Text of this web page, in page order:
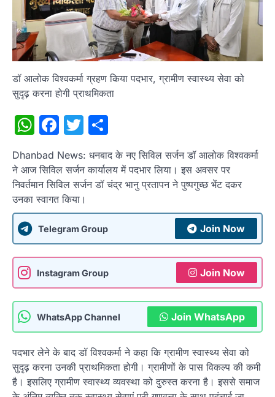
डॉ आलोक विश्वकर्मा ग्रहण किया पदभार, ग्रामीण स्वास्थ्य सेवा को
सुदृढ़ करना होगी प्राथमिकता
WhatsApp
Facebook
Twitter
Dhanbad News: धनबाद के नए सिविल सर्जन डॉ आलोक विश्वकर्मा
ने आज सिविल सर्जन कार्यालय में पदभार लिया। इस अवसर पर
निवर्तमान सिविल सर्जन डॉ चंद्र भानु प्रतापन ने पुष्पगुच्छ भेंट दकर
उनका स्वागत किया।
Telegram Group Join Now
Instagram Group Join Now
WhatsApp Channel Join WhatsApp
पदभार लेने के बाद डॉ विश्वकर्मा ने कहा कि ग्रामीण स्वास्थ्य सेवा को
सुदृढ़ करना उनकी प्राथमिकता होगी। ग्रामीणों के पास विकल्प की कमी
है। इसलिए ग्रामीण स्वास्थ्य व्यवस्था को दुरुस्त करना है। इससे समाज